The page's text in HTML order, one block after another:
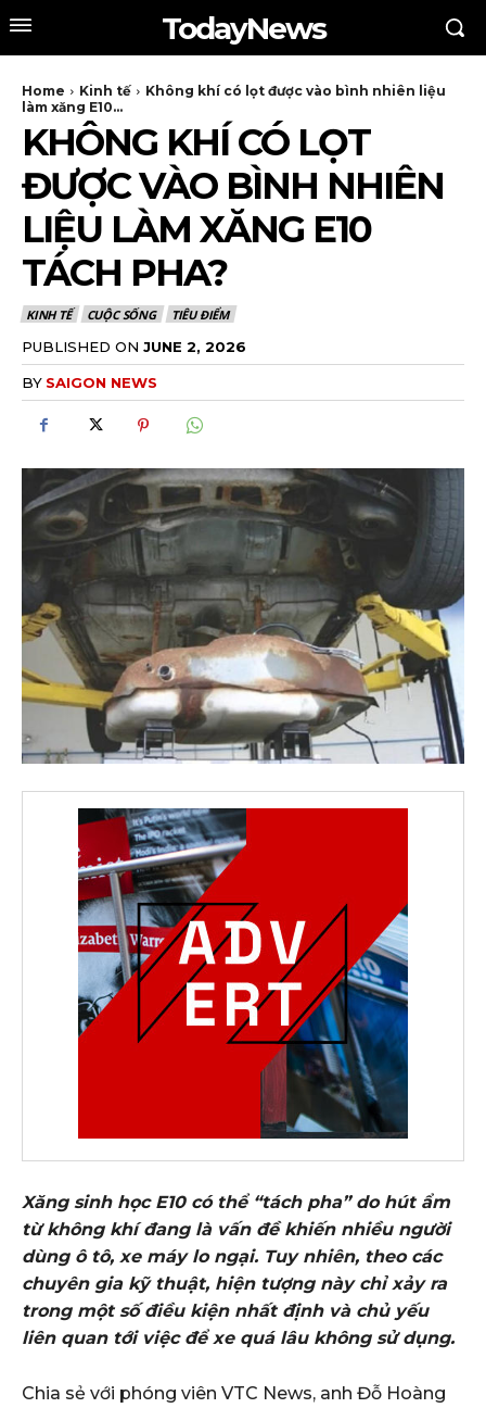
TodayNews
Home Kinh tế
Không khí có lọt được vào bình nhiên liệu
làm xăng E10...
KHÔNG KHÍ CÓ LỌT
ĐƯỢC VÀO BÌNH NHIÊN
LIỆU LÀM XĂNG E10
TÁCH PHA?
KINH TẾ CUỘC SỐNG TIÊU ĐIỂM
PUBLISHED ON JUNE 2, 2026
BY SAIGON NEWS
Xăng sinh học E10 có thể “tách pha” do hút ẩm
từ không khí đang là vấn đề khiến nhiều người
dùng ô tô, xe máy lo ngại. Tuy nhiên, theo các
chuyên gia kỹ thuật, hiện tượng này chỉ xảy ra
trong một số điều kiện nhất định và chủ yếu
liên quan tới việc để xe quá lâu không sử dụng.
Chia sẻ với phóng viên VTC News, anh Đỗ Hoàng